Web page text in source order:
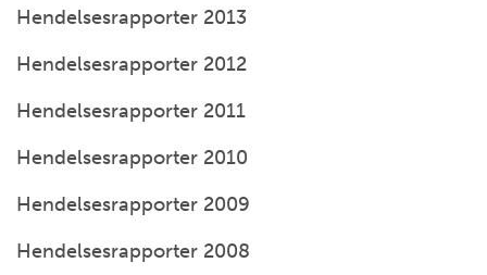
Hendelsesrapporter 2013
Hendelsesrapporter 2012
Hendelsesrapporter 2011
Hendelsesrapporter 2010
Hendelsesrapporter 2009
Hendelsesrapporter 2008